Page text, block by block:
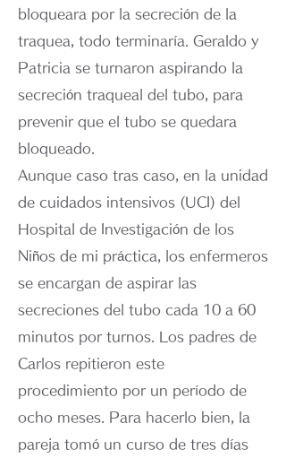
bloqueara por la secreción de la
traquea, todo terminaría. Geraldo y
Patricia se turnaron aspirando la
secreción traqueal del tubo, para
prevenir que el tubo se quedara
bloqueado.
Aunque caso tras caso, en la unidad
de cuidados intensivos (UCI) del
Hospital de Investigación de los
Niños de mi práctica, los enfermeros
se encargan de aspirar las
secreciones del tubo cada 10 a 60
minutos por turnos. Los padres de
Carlos repitieron este
procedimiento por un período de
ocho meses. Para hacerlo bien, la
pareja tomó un curso de tres días